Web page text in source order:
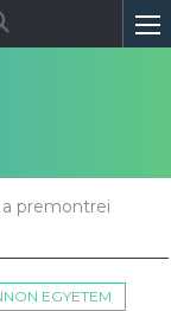
premontrei
EGYETEM